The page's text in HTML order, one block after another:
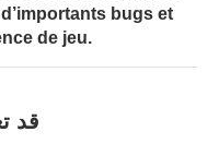
bugs et
de jeu.
قد